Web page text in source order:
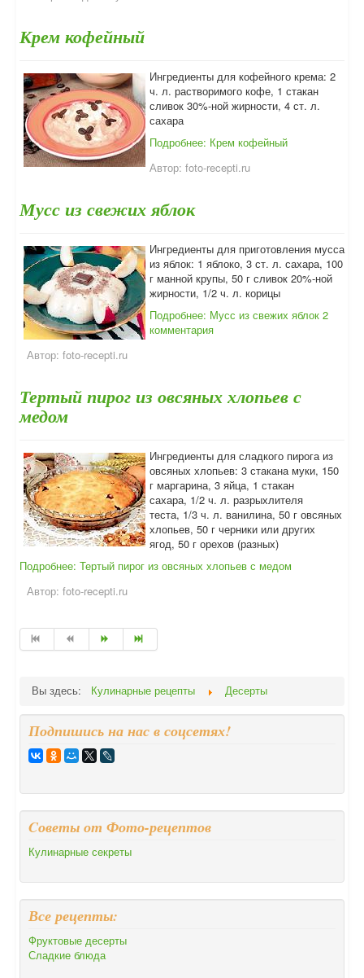
Крем кофейный
Ингредиенты для кофейного крема: 2
ч. л. растворимого кофе, 1 стакан
сливок 30%-ной жирности, 4 ст. л.
сахара
Подробнее: Крем кофейный
Автор: foto-recepti.ru
Мусс из свежих яблок
Ингредиенты для приготовления мусса
из яблок: 1 яблоко, 3 ст. л. сахара, 100
г манной крупы, 50 г сливок 20%-ной
жирности, 1/2 ч. л. корицы
Подробнее: Мусс из свежих яблок 2
комментария
Автор: foto-recepti.ru
Тертый пирог из овсяных хлопьев с
медом
Ингредиенты для сладкого пирога из
овсяных хлопьев: 3 стакана муки, 150
г маргарина, 3 яйца, 1 стакан
сахара, 1/2 ч. л. разрыхлителя
теста, 1/3 ч. л. ванилина, 50 г овсяных
хлопьев, 50 г черники или других
ягод, 50 г орехов (разных)
Подробнее: Тертый пирог из овсяных хлопьев с медом
Автор: foto-recepti.ru
Вы здесь: Кулинарные рецепты Десерты
Подпишись на нас в соцсетях!
Cоветы от Фото-рецептов
Кулинарные секреты
Все рецепты:
Фруктовые десерты
Сладкие блюда